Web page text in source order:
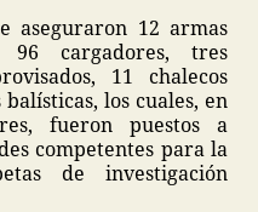
aseguraron 12 armas
96 cargadores, tres
11 chalecos
los cuales, en
fueron puestos a
competentes para la
de investigación